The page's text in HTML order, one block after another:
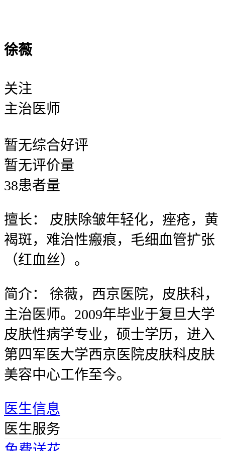
徐薇
关注
主治医师
暂无综合好评
暂无评价量
38患者量
擅长：
皮肤除皱年轻化，痤疮，黄
褐斑，难治性瘢痕，毛细血管扩张
（红血丝）。
简介：
徐薇，西京医院，皮肤科，
主治医师。2009年毕业于复旦大学
皮肤性病学专业，硕士学历，进入
第四军医大学西京医院皮肤科皮肤
美容中心工作至今。
医生信息
医生服务